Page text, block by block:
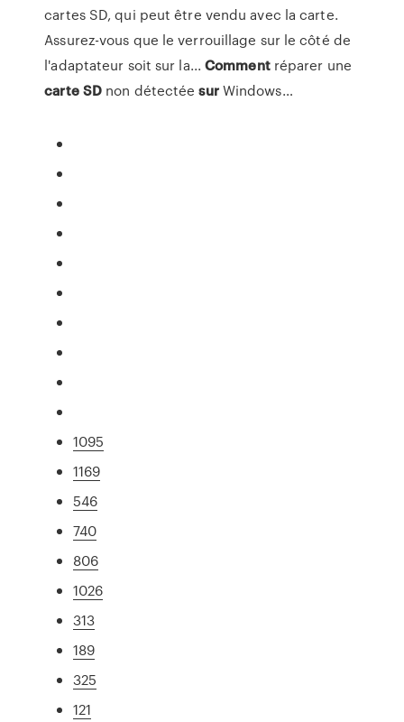
cartes SD, qui peut être vendu avec la carte.
Assurez-vous que le verrouillage sur le côté de
l'adaptateur soit sur la...Commentréparer une
carte SD non détectéesurWindows…
1095
1169
546
740
806
1026
313
189
325
121